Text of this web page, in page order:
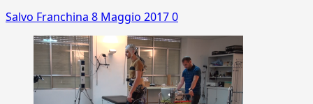
Salvo Franchina 8 Maggio 20170